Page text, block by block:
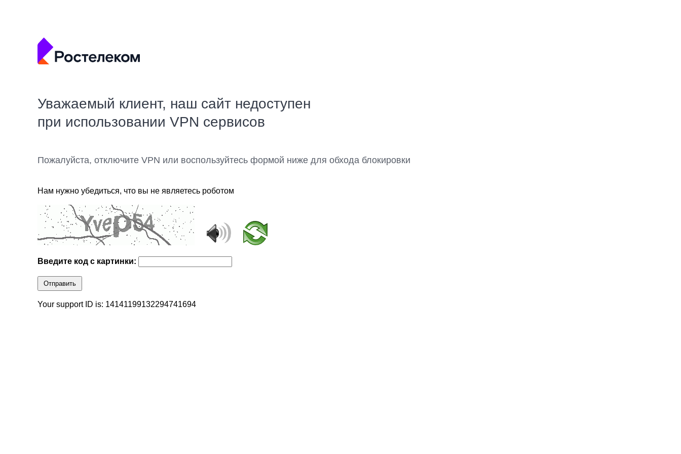
Уважаемый клиент, наш сайт недоступен
при использовании VPN сервисов
Пожалуйста, отключите VPN или воспользуйтесь формой ниже для обхода блокировки
Нам нужно убедиться, что вы не являетесь роботом
Введите код с картинки:
Отправить
Your support ID is: 14141199132294741694